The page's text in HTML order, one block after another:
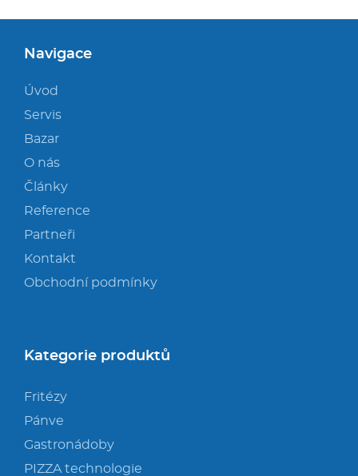
Navigace
Úvod
Servis
Bazar
O nás
Články
Reference
Partneři
Kontakt
Obchodní podmínky
Kategorie produktů
Fritézy
Pánve
Gastronádoby
PIZZA technologie